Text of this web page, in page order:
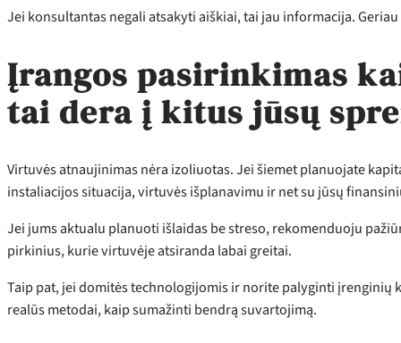
Jei konsultantas negali atsakyti aiškiai, tai jau informacija.
Įrangos pasirinkimas
tai dera į kitus jūsų
Virtuvės atnaujinimas nėra izoliuotas. Jei šiemet planuojate
instaliacijos situacija, virtuvės išplanavimu ir net su jūsų
Jei jums aktualu planuoti išlaidas be streso, rekomenduoju
pirkinius, kurie virtuvėje atsiranda labai greitai.
Taip pat, jei domitės technologijomis ir norite palyginti įrenginių
realūs metodai, kaip sumažinti bendrą suvartojimą.